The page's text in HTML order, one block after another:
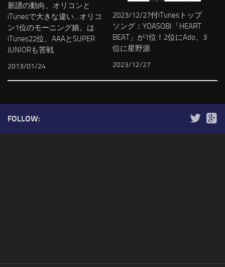
新譜の動向、オリコンと
iTunesで大きな違い…オリコ
ン1位のモーニング娘。は
iTunes22位、AAAとSUPER
JUNIORも苦戦
2013/01/24
2023/12/27付iTunesトップ
ソング：YOASOBI「HEART
BEAT」が1位！2位にAdo、3
位に星野源
2023/12/27
FOLLOW: